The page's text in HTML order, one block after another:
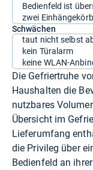
Bedienfeld ist
zwei
Schwächen
taut nicht selbst
kein Türalarm
keine WLAN-
Die Gefriertruhe
Haushalten die
nutzbares
Übersicht im
Lieferumfang
die Privileg über
Bedienfeld an